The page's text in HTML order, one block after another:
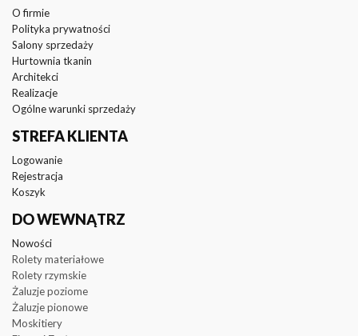
O firmie
Polityka prywatności
Salony sprzedaży
Hurtownia tkanin
Architekci
Realizacje
Ogólne warunki sprzedaży
STREFA KLIENTA
Logowanie
Rejestracja
Koszyk
DO WEWNĄTRZ
Nowości
Rolety materiałowe
Rolety rzymskie
Żaluzje poziome
Żaluzje pionowe
Moskitiery